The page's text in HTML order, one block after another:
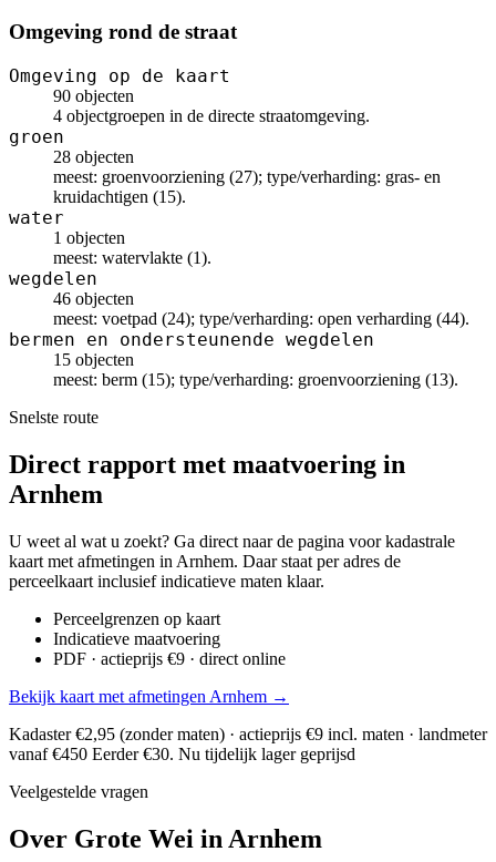
Omgeving rond de straat
Omgeving op de kaart
90 objecten
4 objectgroepen in de directe straatomgeving.
groen
28 objecten
meest: groenvoorziening (27); type/verharding: gras- en
kruidachtigen (15).
water
1 objecten
meest: watervlakte (1).
wegdelen
46 objecten
meest: voetpad (24); type/verharding: open verharding (44).
bermen en ondersteunende wegdelen
15 objecten
meest: berm (15); type/verharding: groenvoorziening (13).
Snelste route
Direct rapport met maatvoering in
Arnhem
U weet al wat u zoekt? Ga direct naar de pagina voor kadastrale
kaart met afmetingen in Arnhem. Daar staat per adres de
perceelkaart inclusief indicatieve maten klaar.
Perceelgrenzen op kaart
Indicatieve maatvoering
PDF · actieprijs €9 · direct online
Bekijk kaart met afmetingen Arnhem →
Kadaster €2,95 (zonder maten) · actieprijs €9 incl. maten · landmeter
vanaf €450 Eerder €30. Nu tijdelijk lager geprijsd
Veelgestelde vragen
Over Grote Wei in Arnhem